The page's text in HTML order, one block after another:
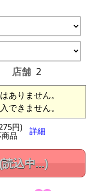
店舗 2
ありません。
できません。
円)
品 詳細
(読込中...)